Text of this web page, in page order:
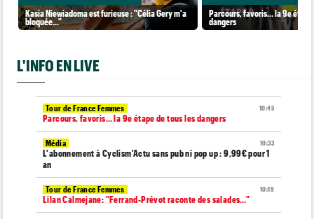
Kasia Niewiadoma est furieuse : "Célia Gery m'a
bloquée..."
Parcours, favoris… la 9e étape
dangers
L'INFO EN LIVE
10:45
Tour de France Femmes
Parcours, favoris… la 9e étape de tous les dangers
10:33
Média
L'abonnement à Cyclism'Actu sans pub ni pop up : 9,99€ pour 1
an
10:19
Tour de France Femmes
Lilan Calmejane: "Ferrand-Prévot raconte des salades…"